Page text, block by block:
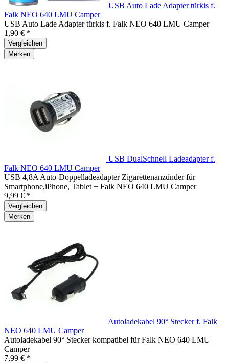
USB Auto Lade Adapter türkis f.
Falk NEO 640 LMU Camper
USB Auto Lade Adapter türkis f. Falk NEO 640 LMU Camper
1,90 € *
Vergleichen
Merken
USB DualSchnell Ladeadapter f.
Falk NEO 640 LMU Camper
USB 4,8A Auto-Doppelladeadapter Zigarettenanzünder für
Smartphone,iPhone, Tablet + Falk NEO 640 LMU Camper
9,99 € *
Vergleichen
Merken
Autoladekabel 90° Stecker f. Falk
NEO 640 LMU Camper
Autoladekabel 90° Stecker kompatibel für Falk NEO 640 LMU
Camper
7,99 € *